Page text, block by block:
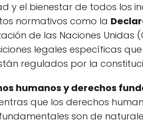
y el bienestar de todos los
normativos como la
de las Naciones Unidas
legales específicas
regulados por la
humanos y derechos
que los derechos
son de